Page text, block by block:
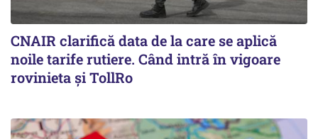
CNAIR clarifică data de la care se aplică
noile tarife rutiere. Când intră în vigoare
rovinieta și TollRo